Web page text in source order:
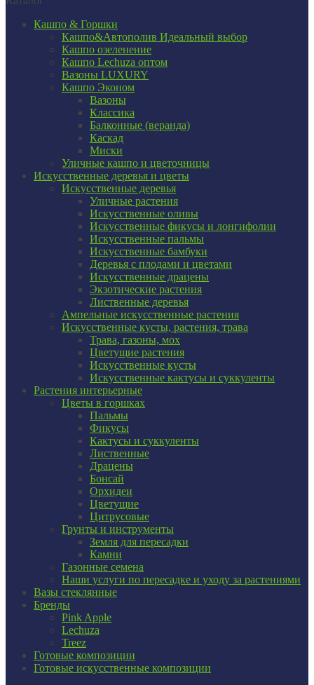
Кашпо & Горшки
Кашпо&Автополив Идеальный выбор
Кашпо озеленение
Кашпо Lechuza оптом
Вазоны LUXURY
Кашпо Эконом
Вазоны
Классика
Балконные (веранда)
Каскад
Миски
Уличные кашпо и цветочницы
Искусственные деревья и цветы
Искусственные деревья
Уличные растения
Искусственные оливы
Искусственные фикусы и лонгифолии
Искусственные пальмы
Искусственные бамбуки
Деревья с плодами и цветами
Искусственные драцены
Экзотические растения
Лиственные деревья
Ампельные искусственные растения
Искусственные кусты, растения, трава
Трава, газоны, мох
Цветущие растения
Искусственные кусты
Искусственные кактусы и суккуленты
Растения интерьерные
Цветы в горшках
Пальмы
Фикусы
Кактусы и суккуленты
Лиственные
Драцены
Бонсай
Орхидеи
Цветущие
Цитрусовые
Грунты и инструменты
Земля для пересадки
Камни
Газонные семена
Наши услуги по пересадке и уходу за растениями
Вазы стеклянные
Бренды
Pink Apple
Lechuza
Treez
Готовые композиции
Готовые искусственные композиции